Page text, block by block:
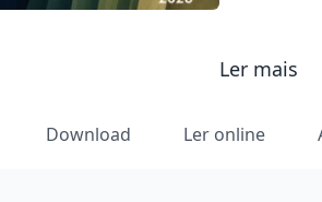
Ler mais
Download Ler online